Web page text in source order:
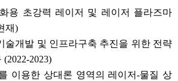
용 초강력 레이저 및 레이저 플라즈마
재)
술개발 및 인프라구축 추진을 위한 전략
2023)
이용한 상대론 영역의 레이저-물질 상